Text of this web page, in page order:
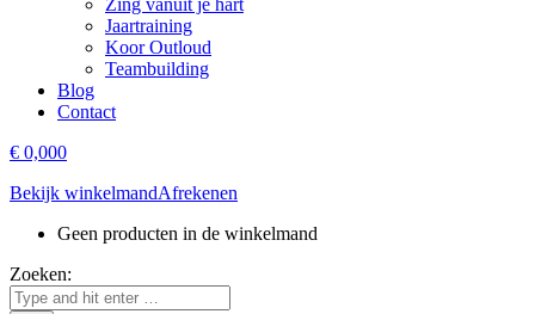
Zing vanuit je hart
Jaartraining
Koor Outloud
Teambuilding
Blog
Contact
€ 0,000
Bekijk winkelmandAfrekenen
Geen producten in de winkelmand
Zoeken: